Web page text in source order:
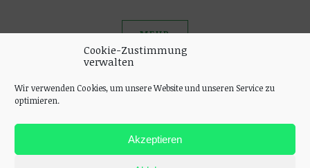
Cookie-Zustimmung
verwalten
Wir verwenden Cookies, um unsere Website und unseren Service zu
optimieren.
Akzeptieren
MEHR